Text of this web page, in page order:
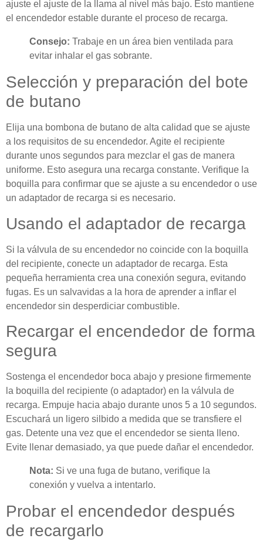
ajuste el ajuste de la llama al nivel más bajo. Esto mantiene
el encendedor estable durante el proceso de recarga.
Consejo: Trabaje en un área bien ventilada para
evitar inhalar el gas sobrante.
Selección y preparación del bote
de butano
Elija una bombona de butano de alta calidad que se ajuste
a los requisitos de su encendedor. Agite el recipiente
durante unos segundos para mezclar el gas de manera
uniforme. Esto asegura una recarga constante. Verifique la
boquilla para confirmar que se ajuste a su encendedor o use
un adaptador de recarga si es necesario.
Usando el adaptador de recarga
Si la válvula de su encendedor no coincide con la boquilla
del recipiente, conecte un adaptador de recarga. Esta
pequeña herramienta crea una conexión segura, evitando
fugas. Es un salvavidas a la hora de aprender a inflar el
encendedor sin desperdiciar combustible.
Recargar el encendedor de forma
segura
Sostenga el encendedor boca abajo y presione firmemente
la boquilla del recipiente (o adaptador) en la válvula de
recarga. Empuje hacia abajo durante unos 5 a 10 segundos.
Escuchará un ligero silbido a medida que se transfiere el
gas. Detente una vez que el encendedor se sienta lleno.
Evite llenar demasiado, ya que puede dañar el encendedor.
Nota: Si ve una fuga de butano, verifique la
conexión y vuelva a intentarlo.
Probar el encendedor después
de recargarlo